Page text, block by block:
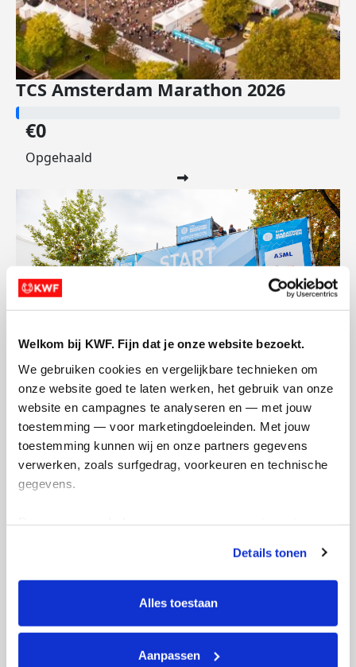
Welkom bij KWF. Fijn dat je onze website bezoekt.
We gebruiken cookies en vergelijkbare technieken om
onze website goed te laten werken, het gebruik van onze
website en campagnes te analyseren en — met jouw
toestemming — voor marketingdoeleinden. Met jouw
toestemming kunnen wij en onze partners gegevens
verwerken, zoals surfgedrag, voorkeuren en technische
gegevens.
tonen. Je kunt je toestemming op elk moment wijzigen of
intrekken via Cookie instellingen onderaan de pagina. De
lijst met cookies is te vinden in het tabblad “details”.
Details tonen
Alles toestaan
Aanpassen
TCS Amsterdam Marathon 2026
€0
Opgehaald
ASML Marathon Eindhoven 2026
€0
Opgehaald